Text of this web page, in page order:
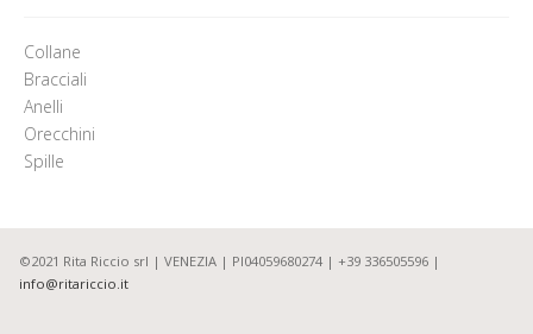
Collane
Bracciali
Anelli
Orecchini
Spille
©2021 Rita Riccio srl | VENEZIA | PI04059680274 | +39 336505596 |
info@ritariccio.it